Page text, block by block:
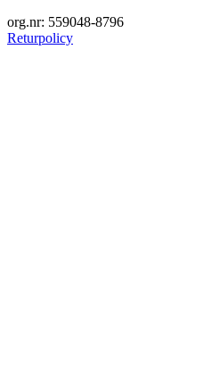
org.nr: 559048-8796
Returpolicy